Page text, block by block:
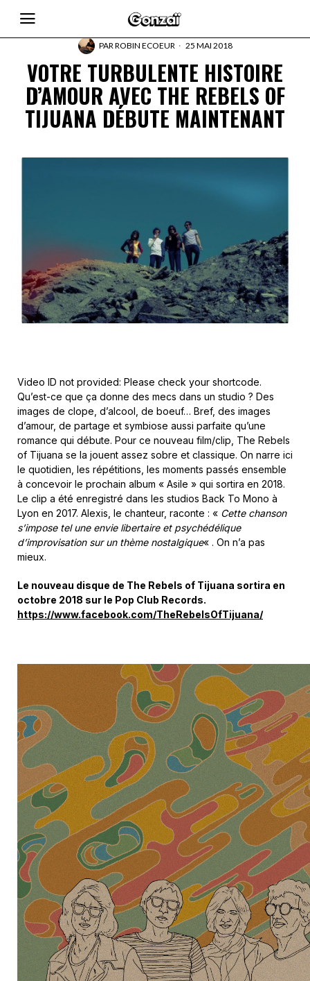
PARROBIN ECOEUR 25 MAI 2018
VOTRE TURBULENTE HISTOIRE
D’AMOUR AVEC THE REBELS OF
TIJUANA DÉBUTE MAINTENANT
Video ID not provided: Please check your shortcode.
Qu’est-ce que ça donne des mecs dans un studio ? Des
images de clope, d’alcool, de boeuf… Bref, des images
d’amour, de partage et symbiose aussi parfaite qu’une
romance qui débute. Pour ce nouveau film/clip, The Rebels
of Tijuana se la jouent assez sobre et classique. On narre ici
le quotidien, les répétitions, les moments passés ensemble
à concevoir le prochain album « Asile » qui sortira en 2018.
Le clip a été enregistré dans les studios Back To Mono à
Lyon en 2017. Alexis, le chanteur, raconte : « Cette chanson
s’impose tel une envie libertaire et psychédélique
d’improvisation sur un thème nostalgique« . On n’a pas
mieux.
Le nouveau disque de The Rebels of Tijuana sortira en
octobre 2018 sur le Pop Club Records.
https://www.facebook.com/TheRebelsOfTijuana/